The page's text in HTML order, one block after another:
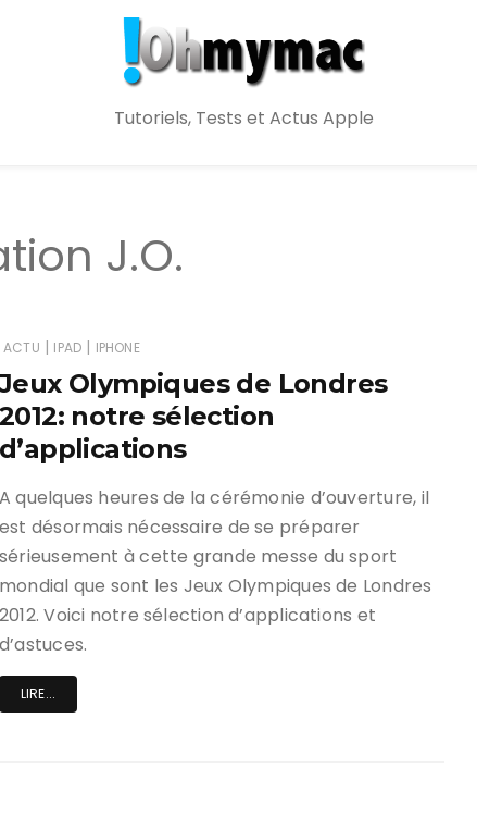
Tutoriels, Tests et Actus Apple
J.O.
ACTU | IPAD | IPHONE
Olympiques de Londres
notre sélection
quelques heures de la cérémonie d’ouverture, il
désormais nécessaire de se préparer
à cette grande messe du sport
que sont les Jeux Olympiques de Londres
Voici notre sélection d’applications et
LIRE...